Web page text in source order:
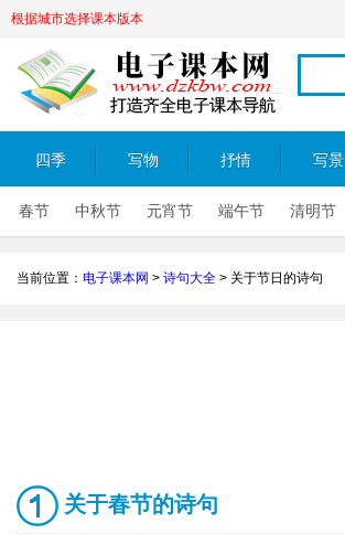
根据城市选择课本版本
四季 写物 抒情 写景
春节 中秋节 元宵节 端午节 清明节
当前位置： 电子课本网 > 诗句大全 > 关于节日的诗句
关于春节的诗句